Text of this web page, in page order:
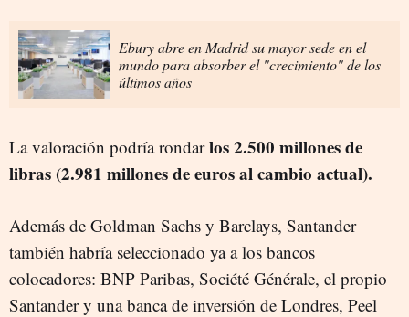
Ebury abre en Madrid su mayor sede en el
mundo para absorber el "crecimiento" de los
últimos años
La valoración podría rondarlos 2.500 millones de
libras (2.981 millones de euros al cambio actual).
Además de Goldman Sachs y Barclays, Santander
también habría seleccionado ya a los bancos
colocadores: BNP Paribas, Société Générale, el propio
Santander y una banca de inversión de Londres, Peel